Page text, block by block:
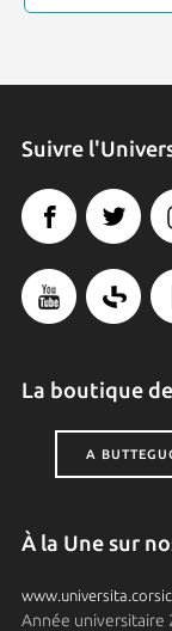
Suivre
La boutique
A
À la Une sur
Année universitaire